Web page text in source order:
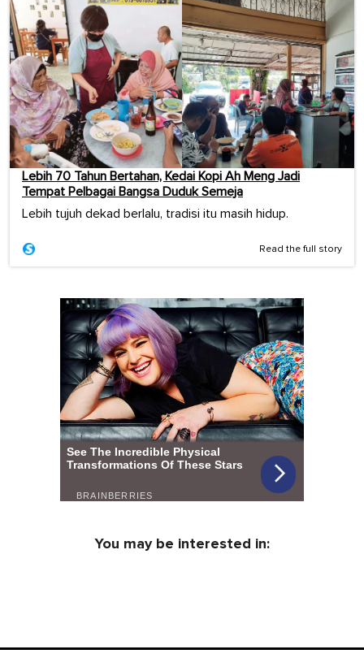
Lebih 70 Tahun Bertahan, Kedai Kopi Ah Meng Jadi
Tempat Pelbagai Bangsa Duduk Semeja
Lebih tujuh dekad berlalu, tradisi itu masih hidup.
Read the full story
You may be interested in: